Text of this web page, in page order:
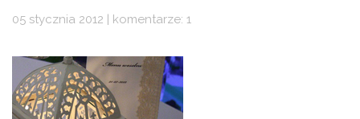
05 stycznia 2012 | komentarze: 1